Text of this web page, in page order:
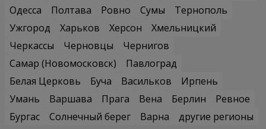
Одесса
Полтава Ровно Сумы
Тернополь
Ужгород
Харьков Херсон
Хмельницкий
Черкассы
Черновцы
Чернигов
Самар (Новомосковск)
Павлоград
Белая Церковь
Буча Васильков
Ирпень
Умань
Варшава Прага Вена Берлин
Ревное
Бургас
Солнечный берег Варна
другие регионы